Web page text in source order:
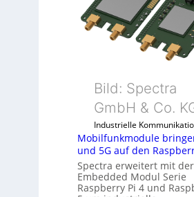
z
i
a
l
m
b
r
a
n
e
n
l
-
I
n
s
t
r
i
e
-
P
Bild: Spectra
GmbH & Co.
Industrielle
Mobilfunkmodule
und 5G auf den
Spectra erweitert mit
Embedded Modul Serie
Raspberry Pi 4 und